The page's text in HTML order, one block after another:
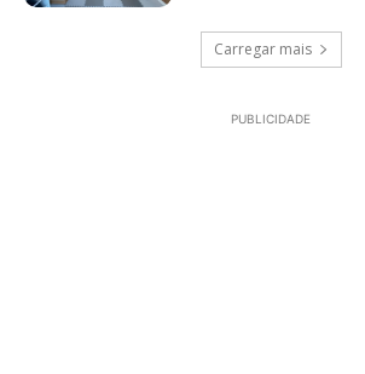
Carregar mais
PUBLICIDADE